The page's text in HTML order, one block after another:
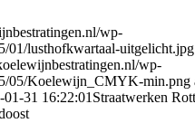
wp-
01/lusthofkwartaal-uitgelicht.jpg
wp-
05/Koelewijn_CMYK-min.png
01-31 16:22:01 Straatwerken